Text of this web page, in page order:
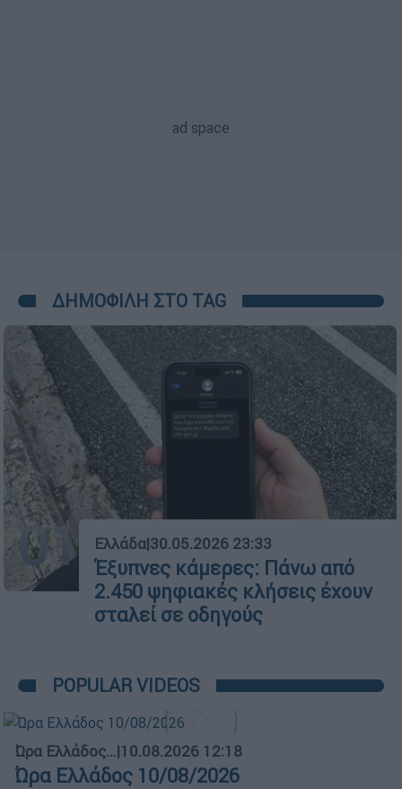
ΔΗΜΟΦΙΛΗ ΣΤΟ TAG
01 Ελλάδα|30.05.2026 23:33
Έξυπνες κάμερες: Πάνω από
2.450 ψηφιακές κλήσεις έχουν
σταλεί σε οδηγούς
POPULAR VIDEOS
Ώρα Ελλάδος...|10.08.2026 12:18
Ώρα Ελλάδος 10/08/2026